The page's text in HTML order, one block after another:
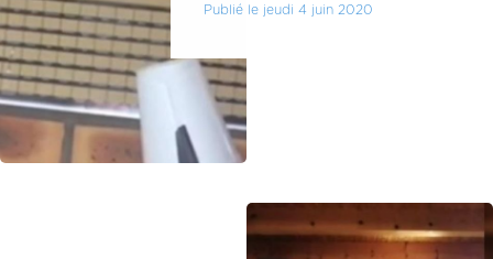
Publié le jeudi 4 juin 2020